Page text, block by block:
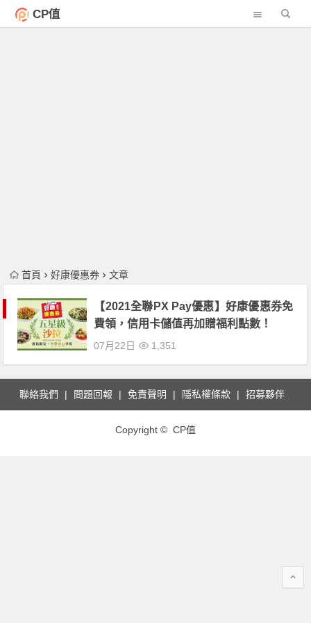
CP值
首頁 好康優惠券 文章
【2021全聯PX Pay優惠】好康優惠券免
費領，信用卡儲值再加贈福利點數！
07月22日 1,351
聯絡我們 問題回報 免責聲明 隱私權條款 招募夥伴
Copyright © CP值